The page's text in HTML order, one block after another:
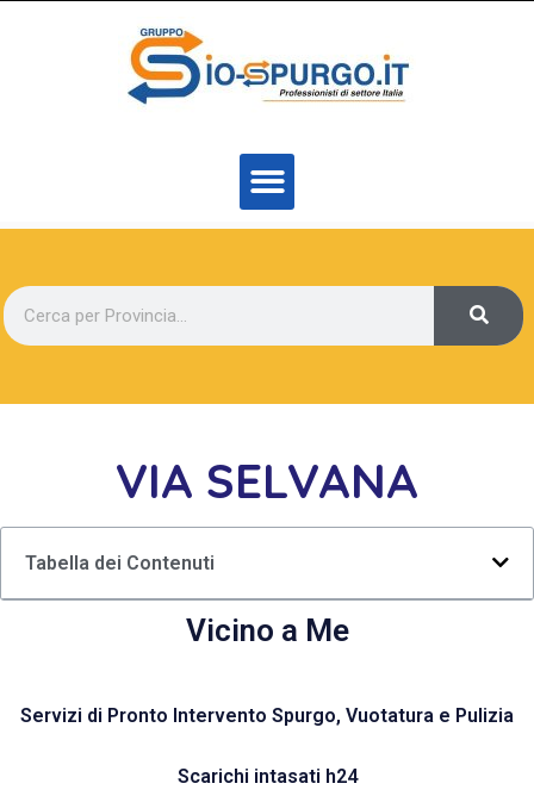
VIA SELVANA
Tabella dei Contenuti
Vicino a Me
Servizi di Pronto Intervento Spurgo, Vuotatura e Pulizia
Scarichi intasati h24